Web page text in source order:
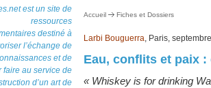
est un site de
ressources
destiné à
l’échange de
et de
faire au service de
d’un art de
Accueil Fiches et Dossiers
Larbi Bouguerra, Paris,
Eau, conflits et paix :
« Whiskey is for drinking